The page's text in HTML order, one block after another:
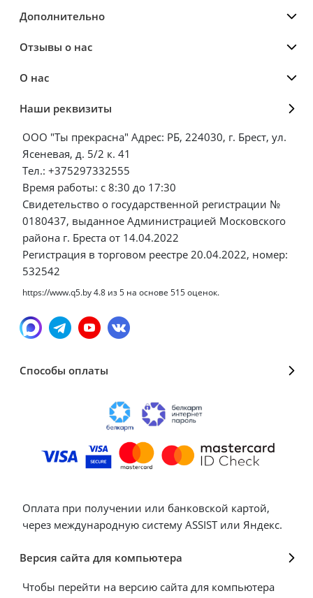
Дополнительно
Отзывы о нас
О нас
Наши реквизиты
ООО "Ты прекрасна" Адрес: РБ, 224030, г. Брест, ул.
Ясеневая, д. 5/2 к. 41
Тел.: +375297332555
Время работы: с 8:30 до 17:30
Свидетельство о государственной регистрации №
0180437, выданное Администрацией Московского
района г. Бреста от 14.04.2022
Регистрация в торговом реестре 20.04.2022, номер:
532542
https://www.q5.by4.8 из5 на основе 515оценок.
Способы оплаты
Оплата при получении или банковской картой,
через международную систему ASSIST или Яндекс.
Версия сайта для компьютера
Чтобы перейти на версию сайта для компьютера